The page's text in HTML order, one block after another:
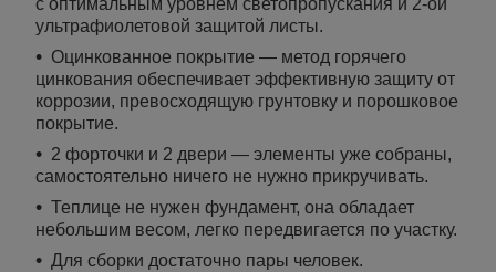
ультрафиолетовой защитой листы.
Оцинкованное покрытие — метод горячего
цинкования обеспечивает эффективную защиту от
коррозии, превосходящую грунтовку и порошковое
покрытие.
2 форточки и 2 двери — элементы уже собраны,
самостоятельно ничего не нужно прикручивать.
Теплице не нужен фундамент, она обладает
небольшим весом, легко передвигается по участку.
Для сборки достаточно пары человек.